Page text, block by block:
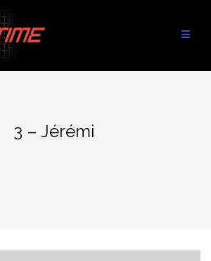
3 – Jérémi